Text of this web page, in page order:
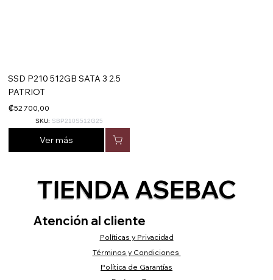
SSD P210 512GB SATA 3 2.5
PATRIOT
₡52 700,00
Ver más
SKU: SBP210S512G25
TIENDA ASEBAC
Atención al cliente
Políticas y Privacidad
Términos y Condiciones
Política de Garantías